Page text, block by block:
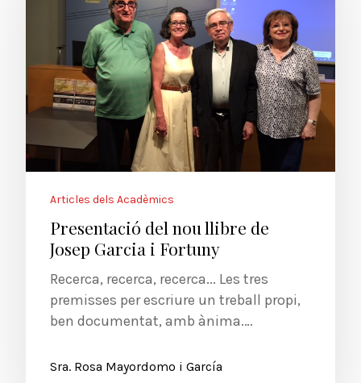
Articles dels Acadèmics
Presentació del nou llibre de
Josep Garcia i Fortuny
Recerca, recerca, recerca... Les tres
premisses per escriure un treball propi,
ben documentat, amb ànima.…
Sra. Rosa Mayordomo i García